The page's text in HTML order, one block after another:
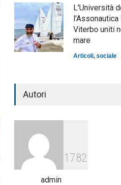
L'Università
Viterbo uniti
mare
Articoli, sociale
arrivano i
Autori
1782
admin